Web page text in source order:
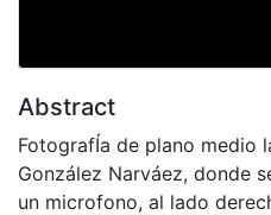
Abstract
FotografÍa de plano medio
González Narváez, donde
un microfono, al lado